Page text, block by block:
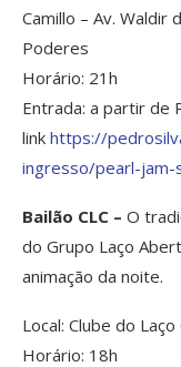
Camillo – Av. Waldir
Poderes
Horário: 21h
Entrada: a partir de
link https://
ingresso/pearl-jam-
Bailão CLC – O
do Grupo Laço
animação da noite.
Local: Clube do
Horário: 18h